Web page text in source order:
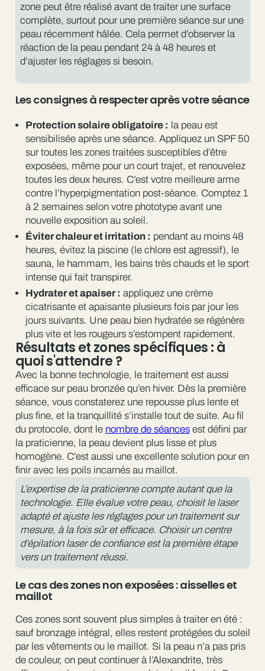
zone peut être réalisé avant de traiter une surface
complète, surtout pour une première séance sur une
peau récemment hâlée. Cela permet d’observer la
réaction de la peau pendant 24 à 48 heures et
d’ajuster les réglages si besoin.
Les consignes à respecter après votre séance
Protection solaire obligatoire : la peau est
sensibilisée après une séance. Appliquez un SPF 50
sur toutes les zones traitées susceptibles d’être
exposées, même pour un court trajet, et renouvelez
toutes les deux heures. C’est votre meilleure arme
contre l’hyperpigmentation post-séance. Comptez 1
à 2 semaines selon votre phototype avant une
nouvelle exposition au soleil.
Éviter chaleur et irritation : pendant au moins 48
heures, évitez la piscine (le chlore est agressif), le
sauna, le hammam, les bains très chauds et le sport
intense qui fait transpirer.
Hydrater et apaiser : appliquez une crème
cicatrisante et apaisante plusieurs fois par jour les
jours suivants. Une peau bien hydratée se régénère
plus vite et les rougeurs s’estompent rapidement.
Résultats et zones spécifiques : à
quoi s'attendre ?
Avec la bonne technologie, le traitement est aussi
efficace sur peau bronzée qu’en hiver. Dès la première
séance, vous constaterez une repousse plus lente et
plus fine, et la tranquillité s’installe tout de suite. Au fil
du protocole, dont le nombre de séancesest défini par
la praticienne, la peau devient plus lisse et plus
homogène. C’est aussi une excellente solution pour en
finir avec les poils incarnés au maillot.
L’expertise de la praticienne compte autant que la
technologie. Elle évalue votre peau, choisit le laser
adapté et ajuste les réglages pour un traitement sur
mesure, à la fois sûr et efficace. Choisir un centre
d’épilation laser de confiance est la première étape
vers un traitement réussi.
Le cas des zones non exposées : aisselles et
maillot
Ces zones sont souvent plus simples à traiter en été :
sauf bronzage intégral, elles restent protégées du soleil
par les vêtements ou le maillot. Si la peau n’a pas pris
de couleur, on peut continuer à l’Alexandrite, très